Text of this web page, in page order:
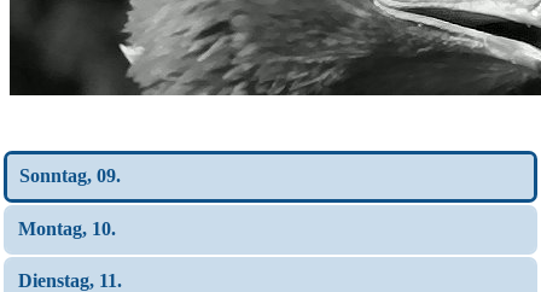
Sonntag, 09.
Montag, 10.
Dienstag, 11.